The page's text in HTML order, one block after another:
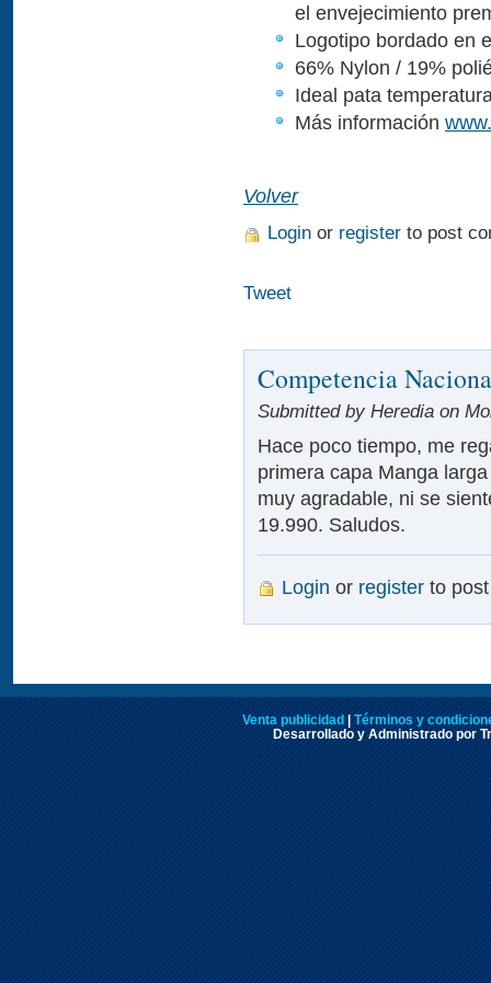
el envejecimiento
Logotipo bordado en
66% Nylon / 19%
Ideal pata
Más información
Volver
Login or register to post
Tweet
Competencia
Submitted by Heredia on
Hace poco tiempo, me
primera capa Manga
muy agradable, ni se
19.990. Saludos.
Login or register to
Venta publicidad
Términos y
Desarrollado y Administrado por